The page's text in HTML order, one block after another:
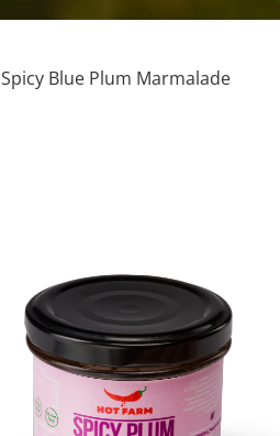
Spicy Blue Plum Marmalade